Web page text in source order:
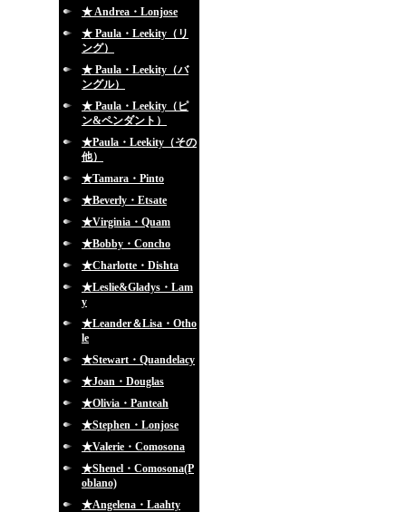
★ Andrea・Lonjose
★ Paula・Leekity（リ
ング）
★ Paula・Leekity（バ
ングル）
★ Paula・Leekity（ピ
ン&ペンダント）
★Paula・Leekity（その
他）
★Tamara・Pinto
★Beverly・Etsate
★Virginia・Quam
★Bobby・Concho
★Charlotte・Dishta
★Leslie&Gladys・Lam
y
★Leander＆Lisa・Otho
le
★Stewart・Quandelacy
★Joan・Douglas
★Olivia・Panteah
★Stephen・Lonjose
★Valerie・Comosona
★Shenel・Comosona(P
oblano)
★Angelena・Laahty